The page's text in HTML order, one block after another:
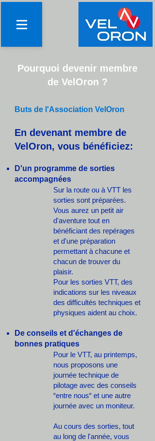
Pourquoi devenir membre
de VelOron ?
Buts de l'Association VelOron
En devenant membre de
VelOron, vous bénéficiez:
D'un programme de sorties
accompagnées
Sur la route ou à VTT​ les
sorties sont préparées.
Vous aurez un petit air
d'aventure tout en
bénéficiant des repérages
et d'une préparation
permettant à chacune et
chacun de trouver du
plaisir.
Pour les sorties VTT, des
indications sur les niveaux
des difficultés techniques et
physiques aident au choix.
De conseils et d'échanges de
bonnes pratiques
Pour le VTT, au printemps,
nous proposons une
journée technique de
pilotage avec des conseils
“entre nous“ et une autre
journée avec un moniteur.
Au cours des sorties, tout
au long de l'année, vous